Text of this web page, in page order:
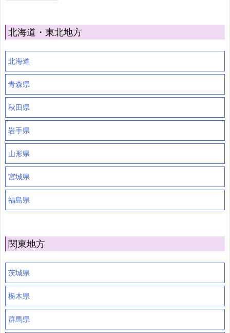
北海道・東北地方
北海道
青森県
秋田県
岩手県
山形県
宮城県
福島県
関東地方
茨城県
栃木県
群馬県